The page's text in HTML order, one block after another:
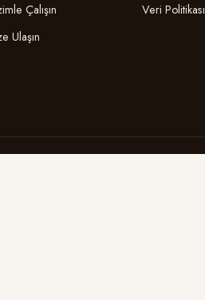
Çalışın
Ulaşın
Veri Politikası